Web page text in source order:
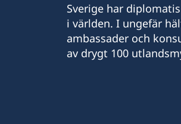
Sverige har
i världen. I ungefär
ambassader och
av drygt 100